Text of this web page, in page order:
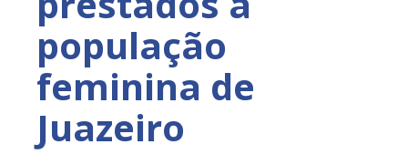
população
feminina de
Juazeiro